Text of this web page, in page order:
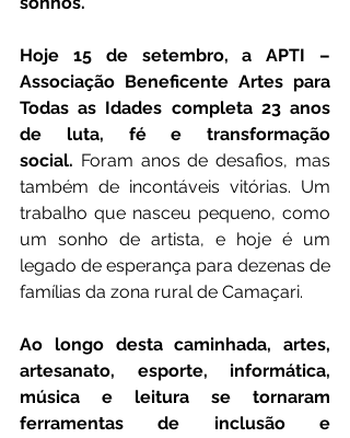
Hoje 15 de setembro, a APTI –
Associação Beneficente Artes para
Todas as Idades completa 23 anos
de luta, fé e transformação
social. Foram anos de desafios, mas
também de incontáveis vitórias. Um
trabalho que nasceu pequeno, como
um sonho de artista, e hoje é um
legado de esperança para dezenas de
famílias da zona rural de Camaçari.
Ao longo desta caminhada, artes,
artesanato, esporte, informática,
música e leitura se tornaram
ferramentas de inclusão e